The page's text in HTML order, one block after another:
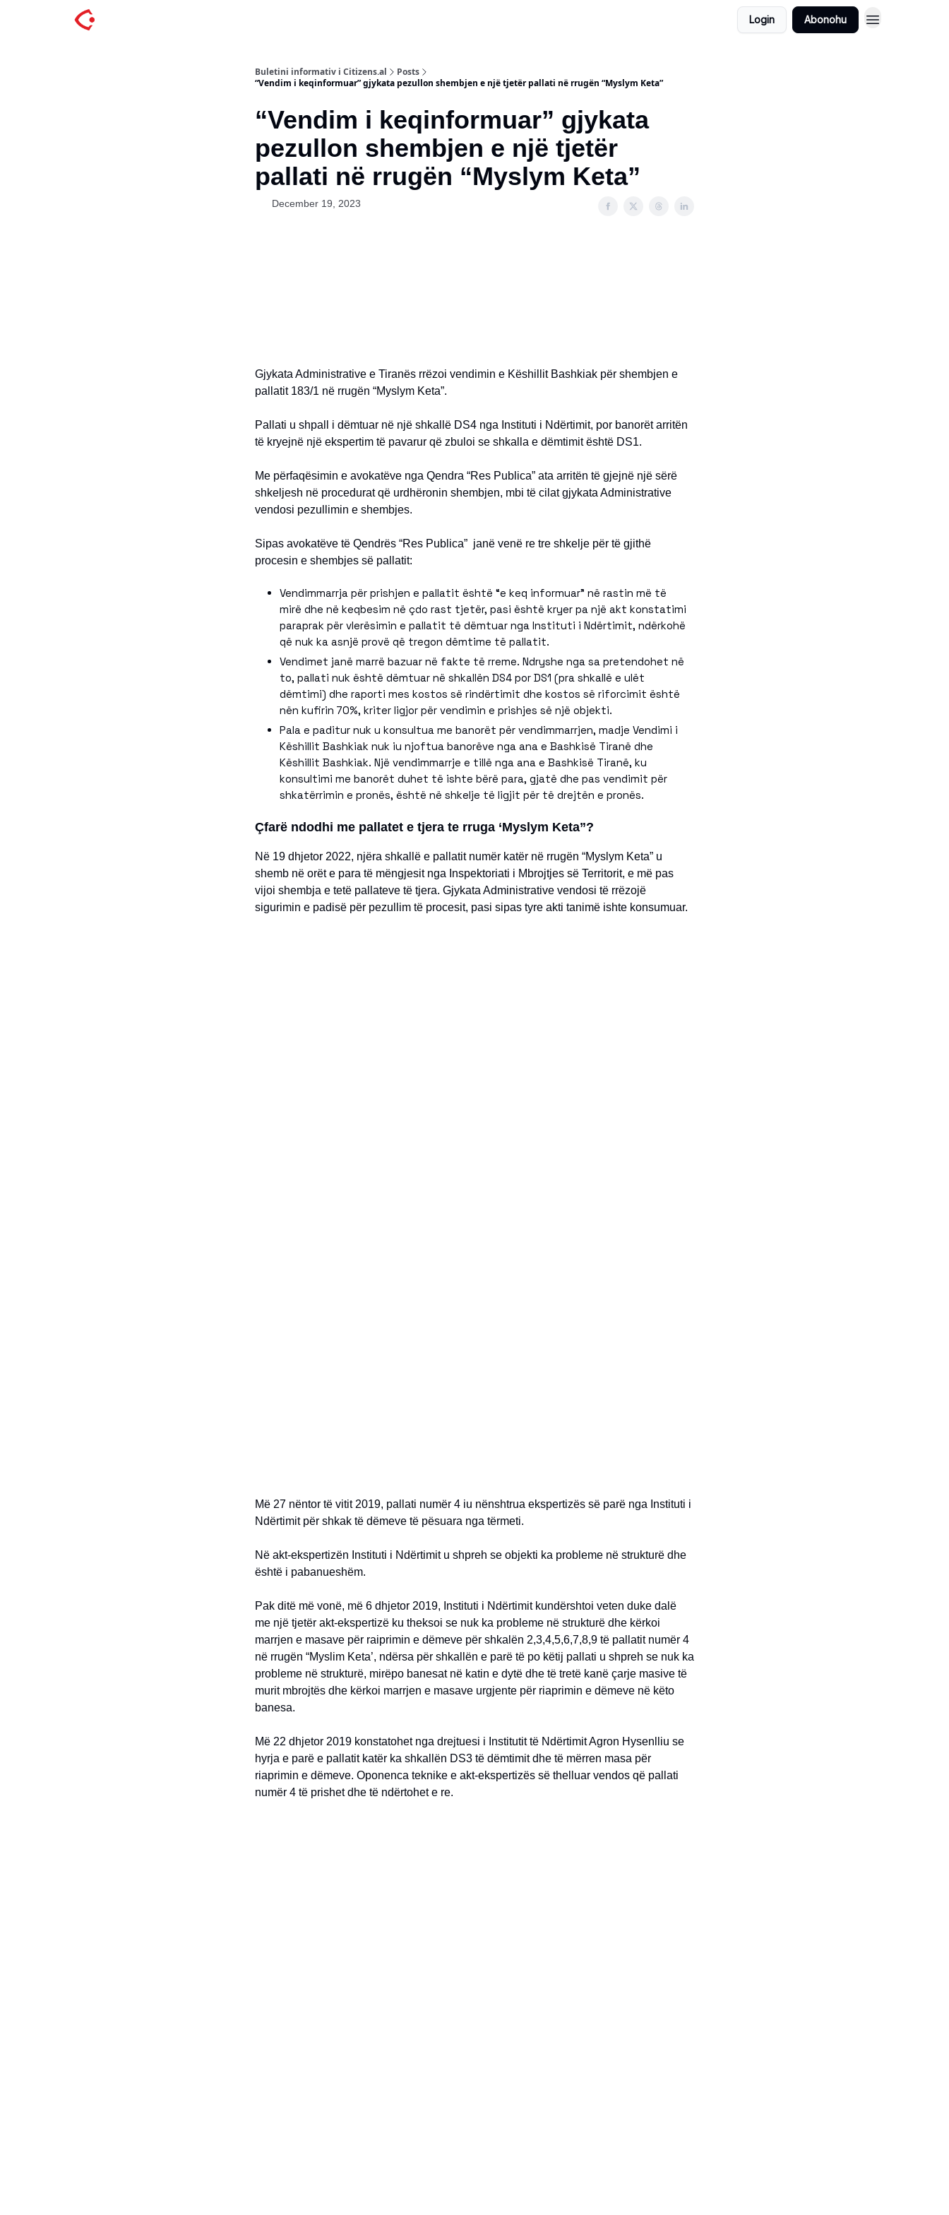
Login Abonohu
Buletini informativ i Citizens.al
Posts
“Vendim i keqinformuar” gjykata pezullon shembjen e një tjetër pallati në rrugën “Myslym Keta”
“Vendim i keqinformuar” gjykata
pezullon shembjen e një tjetër
pallati në rrugën “Myslym Keta”
December 19, 2023
Gjykata Administrative e Tiranës rrëzoi vendimin e Këshillit Bashkiak për shembjen e
pallatit 183/1 në rrugën “Myslym Keta”.
Pallati u shpall i dëmtuar në një shkallë DS4 nga Instituti i Ndërtimit, por banorët arritën
të kryejnë një ekspertim të pavarur që zbuloi se shkalla e dëmtimit është DS1.
Me përfaqësimin e avokatëve nga Qendra “Res Publica” ata arritën të gjejnë një sërë
shkeljesh në procedurat që urdhëronin shembjen, mbi të cilat gjykata Administrative
vendosi pezullimin e shembjes.
Sipas avokatëve të Qendrës “Res Publica” janë venë re tre shkelje për të gjithë
procesin e shembjes së pallatit:
Vendimmarrja për prishjen e pallatit është “e keq informuar” në rastin më të
mirë dhe në keqbesim në çdo rast tjetër, pasi është kryer pa një akt konstatimi
paraprak për vlerësimin e pallatit të dëmtuar nga Instituti i Ndërtimit, ndërkohë
që nuk ka asnjë provë që tregon dëmtime të pallatit.
Vendimet janë marrë bazuar në fakte të rreme. Ndryshe nga sa pretendohet në
to, pallati nuk është dëmtuar në shkallën DS4 por DS1 (pra shkallë e ulët
dëmtimi) dhe raporti mes kostos së rindërtimit dhe kostos së riforcimit është
nën kufirin 70%, kriter ligjor për vendimin e prishjes së një objekti.
Pala e paditur nuk u konsultua me banorët për vendimmarrjen, madje Vendimi i
Këshillit Bashkiak nuk iu njoftua banorëve nga ana e Bashkisë Tiranë dhe
Këshillit Bashkiak. Një vendimmarrje e tillë nga ana e Bashkisë Tiranë, ku
konsultimi me banorët duhet të ishte bërë para, gjatë dhe pas vendimit për
shkatërrimin e pronës, është në shkelje të ligjit për të drejtën e pronës.
Çfarë ndodhi me pallatet e tjera te rruga ‘Myslym Keta”?
Në 19 dhjetor 2022, njëra shkallë e pallatit numër katër në rrugën “Myslym Keta” u
shemb në orët e para të mëngjesit nga Inspektoriati i Mbrojtjes së Territorit, e më pas
vijoi shembja e tetë pallateve të tjera. Gjykata Administrative vendosi të rrëzojë
sigurimin e padisë për pezullim të procesit, pasi sipas tyre akti tanimë ishte konsumuar.
Më 27 nëntor të vitit 2019, pallati numër 4 iu nënshtrua ekspertizës së parë nga Instituti i
Ndërtimit për shkak të dëmeve të pësuara nga tërmeti.
Në akt-ekspertizën Instituti i Ndërtimit u shpreh se objekti ka probleme në strukturë dhe
është i pabanueshëm.
Pak ditë më vonë, më 6 dhjetor 2019, Instituti i Ndërtimit kundërshtoi veten duke dalë
me një tjetër akt-ekspertizë ku theksoi se nuk ka probleme në strukturë dhe kërkoi
marrjen e masave për raiprimin e dëmeve për shkalën 2,3,4,5,6,7,8,9 të pallatit numër 4
në rrugën “Myslim Keta’, ndërsa për shkallën e parë të po këtij pallati u shpreh se nuk ka
probleme në strukturë, mirëpo banesat në katin e dytë dhe të tretë kanë çarje masive të
murit mbrojtës dhe kërkoi marrjen e masave urgjente për riaprimin e dëmeve në këto
banesa.
Më 22 dhjetor 2019 konstatohet nga drejtuesi i Institutit të Ndërtimit Agron Hysenlliu se
hyrja e parë e pallatit katër ka shkallën DS3 të dëmtimit dhe të mërren masa për
riaprimin e dëmeve. Oponenca teknike e akt-ekspertizës së thelluar vendos që pallati
numër 4 të prishet dhe të ndërtohet e re.